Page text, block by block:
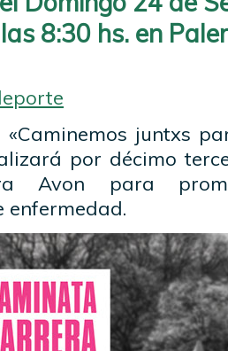
las 8:30 hs. en
juntxs
por décimo
Avon para
enfermedad.